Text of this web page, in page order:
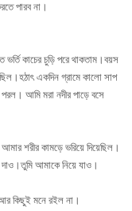
পারব না।
কাচের চুড়ি পরে থাকতাম।বয়স
একদিন গ্রামে কালো সাপ
আমি মরা নদীর পাড়ে বসে
শরীর কামড়ে ভরিয়ে দিয়েছিল।
আমাকে নিয়ে যাও।
কিছুই মনে রইল না।